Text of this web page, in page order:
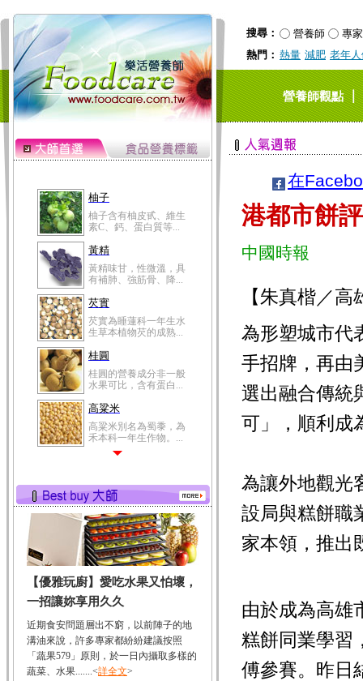
搜尋： 營養師
專家
熱門： 熱量 減肥 老年
營養師觀點｜
柚子
柚子含有柚皮甙、維生
素C、鈣、蛋白質等...
黃精
黃精味甘，性微溫，具
有補肺、強筋骨、降...
芡實
芡實為睡蓮科一年生水
生草本植物芡的成熟...
桂圓
桂圓的營養成分非一般
水果可比，含有蛋白...
高粱米
高粱米別名為蜀黍，為
禾本科一年生作物。...
有蛋白質、脂肪、磷...
鮪魚
鮪魚肚肉中的不飽和脂
肪酸內富含EPA和DH...
韭菜
韭菜所含的膳食纖維能
幫助消化與通便；揮...
冬瓜
冬瓜營養價值高，鈉含
量極低是水腫病人的...
豆豉
【優雅玩廚】愛吃水果又怕壞，
一招讓妳享用久久
近期食安問題層出不窮，以前陣子的地
溝油來說，許多專家都紛紛建議按照
「蔬果579」原則，於一日內攝取多樣的
蔬菜、水果.......<詳全文>
在
港都市餅
中國時報
【朱真楷／高
為形塑城市代
手招牌，再由
選出融合傳統
可」，順利成
為讓外地觀光
設局與糕餅職
家本領，推出
由於成為高雄
糕餅同業學習
傅參賽。昨日